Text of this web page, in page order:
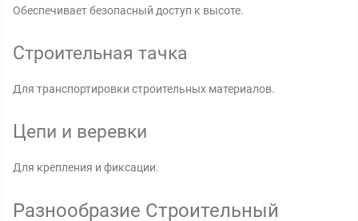
Обеспечивает безопасный доступ к высоте.
Строительная тачка
Для транспортировки строительных материалов.
Цепи и веревки
Для крепления и фиксации.
Разнообразие Строительный